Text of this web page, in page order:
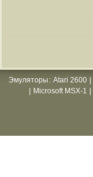
Эмуляторы : Atari 2600
Microsoft MSX-1